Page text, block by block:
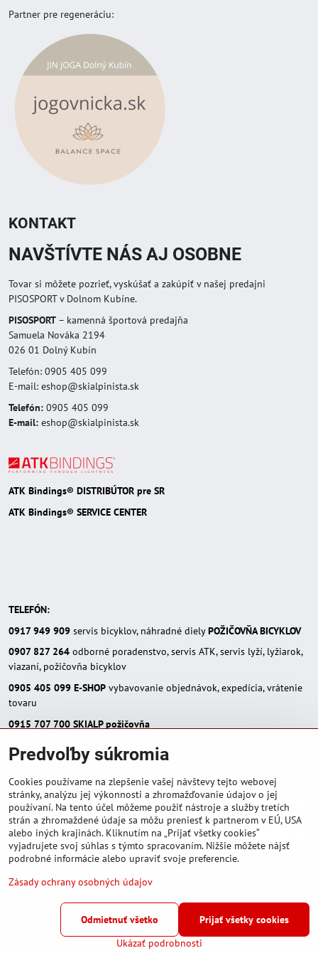
Partner pre regeneráciu:
KONTAKT
NAVŠTÍVTE NÁS AJ OSOBNE
Tovar si môžete pozrieť, vyskúšať a zakúpiť v našej predajni
PISOSPORT v Dolnom Kubíne.
PISOSPORT – kamenná športová predajňa
Samuela Nováka 2194
026 01 Dolný Kubín
Telefón: 0905 405 099
E-mail: eshop@skialpinista.sk
Telefón: 0905 405 099
E-mail: eshop@skialpinista.sk
ATK Bindings® DISTRIBÚTOR pre SR
ATK Bindings® SERVICE CENTER
TELEFÓN:
0917 949 909 servis bicyklov, náhradné dielyPOŽIČOVŇA BICYKLOV
0907 827 264 odborné poradenstvo, servis ATK, servis lyží, lyžiarok,
viazaní, požičovňa bicyklov
0905 405 099 E-SHOP vybavovanie objednávok, expedícia, vrátenie
tovaru
0915 707 700 SKIALP požičovňa
E-MAIL:
eshop(zavináč)skialpinista.sk
pisosport(zavináč)pisosport.sk
©2026Copyright
Predvoľby súkromia
Zásady ochrany osobných údajov
Stav objednávky
Vytvorené pomocou:BiznisWeb.sk
Predvoľby súkromia
Cookies používame na zlepšenie vašej návštevy tejto webovej
stránky, analýzu jej výkonnosti a zhromažďovanie údajov o jej
používaní. Na tento účel môžeme použiť nástroje a služby tretích
strán a zhromaždené údaje sa môžu preniesť k partnerom v EÚ, USA
alebo iných krajinách. Kliknutím na „Prijať všetky cookies“
vyjadrujete svoj súhlas s týmto spracovaním. Nižšie môžete nájsť
podrobné informácie alebo upraviť svoje preferencie.
Zásady ochrany osobných údajov
Ukázať podrobnosti
Prijať všetky cookies
Odmietnuť všetko